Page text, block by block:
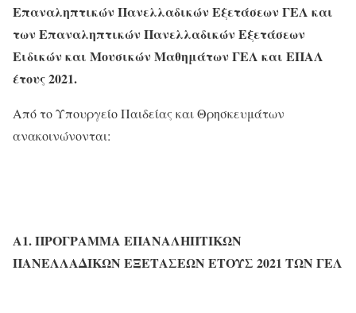
Επαναληπτικών Πανελλαδικών Εξετάσεων ΓΕΛ και
των Επαναληπτικών Πανελλαδικών Εξετάσεων
Ειδικών και Μουσικών Μαθημάτων ΓΕΛ και ΕΠΑΛ
έτους 2021.
Από το Υπουργείο Παιδείας και Θρησκευμάτων
ανακοινώνονται:
Α1. ΠΡΟΓΡΑΜΜΑ ΕΠΑΝΑΛΗΠΤΙΚΩΝ
ΠΑΝΕΛΛΑΔΙΚΩΝ ΕΞΕΤΑΣΕΩΝ ΕΤΟΥΣ 2021 ΤΩΝ ΓΕΛ